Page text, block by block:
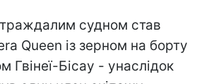
судном став
Queen із зерном на борту
Гвінеї-Бісау - унаслідок